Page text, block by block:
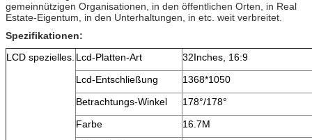
gemeinnützigen Organisationen, in den öffentlichen Orten, in Real
Estate-Eigentum, in den Unterhaltungen, in etc. weit verbreitet.
Spezifikationen:
LCD spezielles. Lcd-Platten-Art
32Inches, 16:9
Lcd-Entschließung
1368*1050
Betrachtungs-Winkel
178°/178°
Farbe
16.7M